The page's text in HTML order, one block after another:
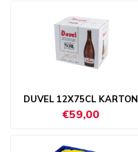
DUVEL 12X75CL KARTON
€59,00